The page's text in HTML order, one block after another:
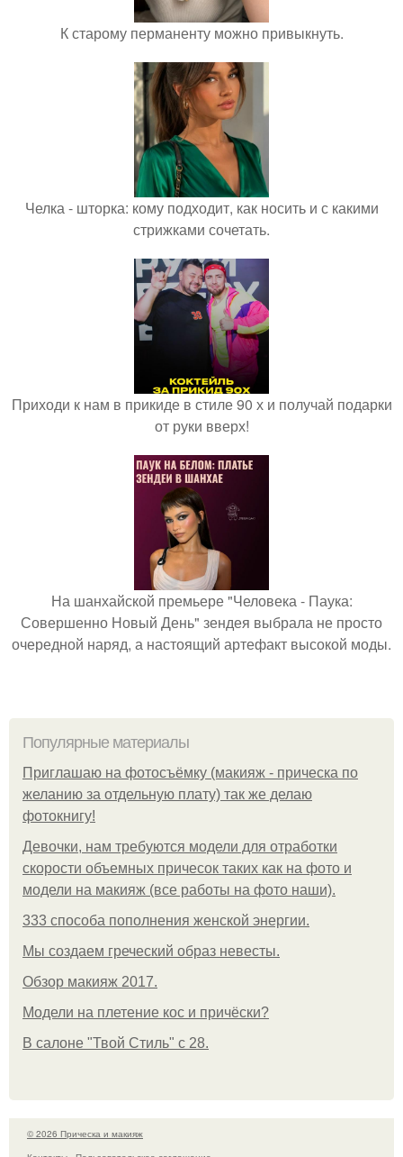
К старому перманенту можно привыкнуть.
Челка - шторка: кому подходит, как носить и с какими
стрижками сочетать.
Приходи к нам в прикиде в стиле 90 х и получай подарки
от руки вверх!
На шанхайской премьере "Человека - Паука:
Совершенно Новый День" зендея выбрала не просто
очередной наряд, а настоящий артефакт высокой моды.
Популярные материалы
Приглашаю на фотосъёмку (макияж - прическа по
желанию за отдельную плату) так же делаю
фотокнигу!
Девочки, нам требуются модели для отработки
скорости объемных причесок таких как на фото и
модели на макияж (все работы на фото наши).
333 способа пополнения женской энергии.
Мы создаем греческий образ невесты.
Обзор макияж 2017.
Модели на плетение кос и причёски?
В салоне "Твой Стиль" с 28.
© 2026 Прическа и макияж